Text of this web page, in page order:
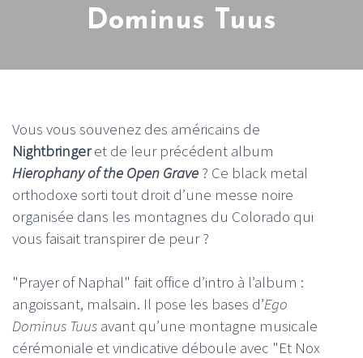
Dominus Tuus
Vous vous souvenez des américains de
Nightbringeret de leur précédent album
Hierophany of the Open Grave ? Ce black metal
orthodoxe sorti tout droit d’une messe noire
organisée dans les montagnes du Colorado qui
vous faisait transpirer de peur ?
"Prayer of Naphal" fait office d’intro à l’album :
angoissant, malsain. Il pose les bases d’Ego
Dominus Tuus avant qu’une montagne musicale
cérémoniale et vindicative déboule avec "Et Nox